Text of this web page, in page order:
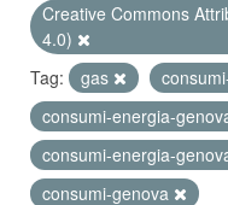
Creative Commons
4.0)
Tag:
gas
consumi-energia-
consumi-energia-
consumi-genova